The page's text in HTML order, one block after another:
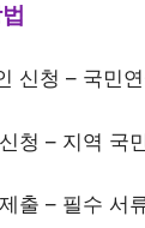
신청 – 국민
청 – 지역 국
출 – 필수 서